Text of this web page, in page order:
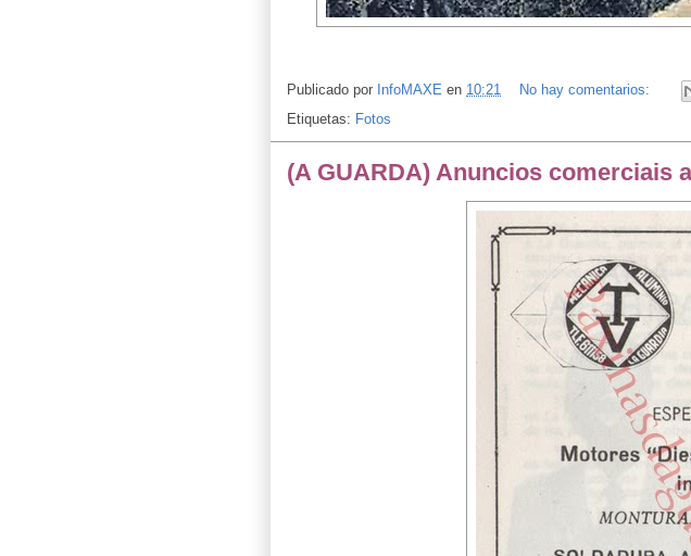
Publicado por InfoMAXE en 10:21
No hay comentarios:
Etiquetas: Fotos
(A GUARDA) Anuncios comerciais